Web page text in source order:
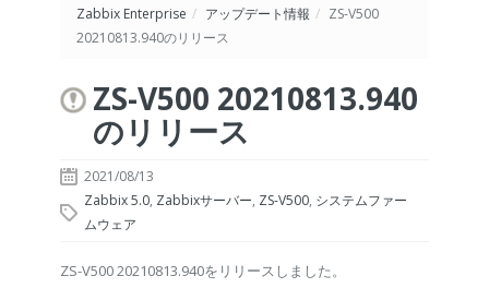
Zabbix Enterprise / アップデート情報 / ZS-V500
20210813.940のリリース
ZS-V500 20210813.940
のリリース
2021/08/13
Zabbix 5.0, Zabbixサーバー, ZS-V500, システムファー
ムウェア
ZS-V500 20210813.940をリリースしました。